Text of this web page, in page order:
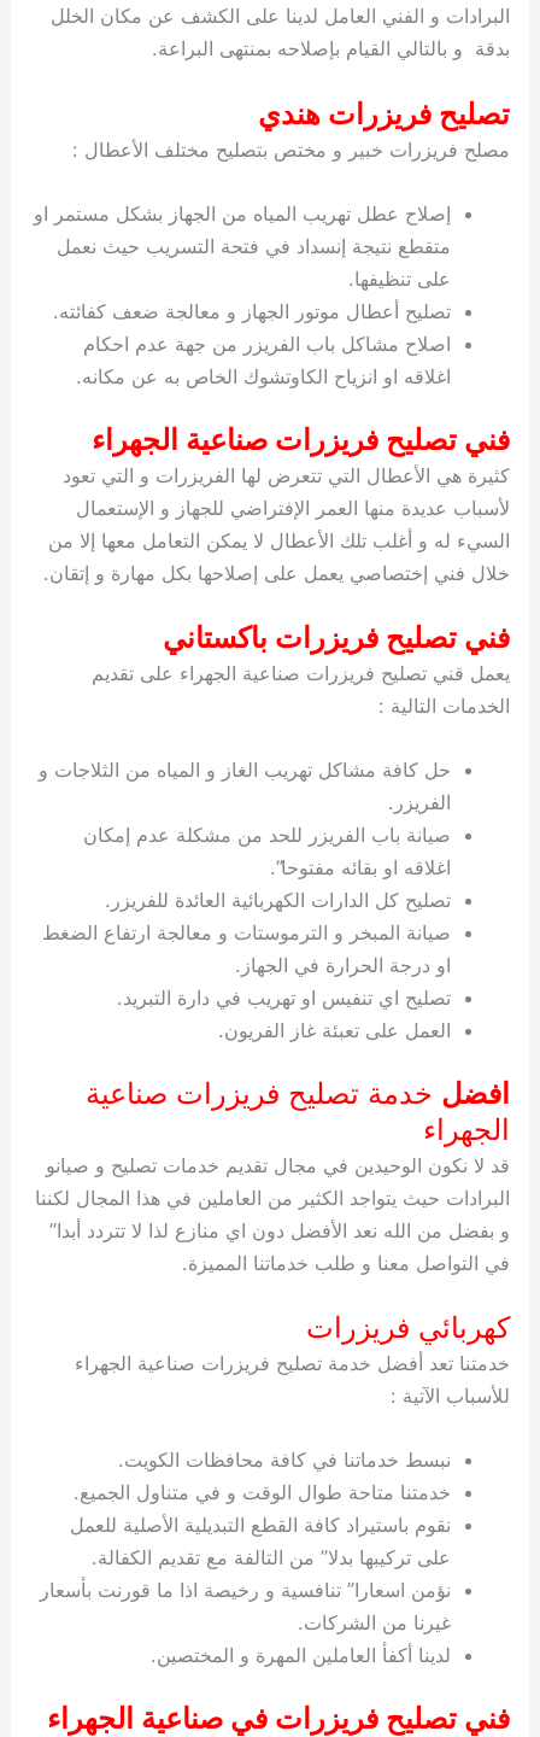
البرادات و الفني العامل لدينا على الكشف عن مكان الخلل
بدقة و بالتالي القيام بإصلاحه بمنتهى البراعة.
تصليح فريزرات هندي
مصلح فريزرات خبير و مختص بتصليح مختلف الأعطال :
إصلاح عطل تهريب المياه من الجهاز بشكل مستمر او
متقطع نتيجة إنسداد في فتحة التسريب حيث نعمل
على تنظيفها.
تصليح أعطال موتور الجهاز و معالجة ضعف كفائته.
اصلاح مشاكل باب الفريزر من جهة عدم احكام
اغلاقه او انزياح الكاوتشوك الخاص به عن مكانه.
فني تصليح فريزرات صناعية الجهراء
كثيرة هي الأعطال التي تتعرض لها الفريزرات و التي تعود
لأسباب عديدة منها العمر الإفتراضي للجهاز و الإستعمال
السيء له و أغلب تلك الأعطال لا يمكن التعامل معها إلا من
خلال فني إختصاصي يعمل على إصلاحها بكل مهارة و إتقان.
فني تصليح فريزرات باكستاني
يعمل قني تصليح فريزرات صناعية الجهراء على تقديم
الخدمات التالية :
حل كافة مشاكل تهريب الغاز و المياه من الثلاجات و
الفريزر.
صيانة باب الفريزر للحد من مشكلة عدم إمكان
اغلاقه او بقائه مفتوحا”.
تصليح كل الدارات الكهربائية العائدة للفريزر.
صيانة المبخر و الترموستات و معالجة ارتفاع الضغط
او درجة الحرارة في الجهاز.
تصليح اي تنفيس او تهريب في دارة التبريد.
العمل على تعبئة غاز الفريون.
افضل خدمة تصليح فريزرات صناعية
الجهراء
قد لا نكون الوحيدين في مجال تقديم خدمات تصليح و صيانو
البرادات حيث يتواجد الكثير من العاملين في هذا المجال لكننا
و بفضل من الله نعد الأفضل دون اي منازع لذا لا تتردد أبدا”
في التواصل معنا و طلب خدماتنا المميزة.
كهربائي فريزرات
خدمتنا تعد أفضل خدمة تصليح فريزرات صناعية الجهراء
للأسباب الآتية :
نبسط خدماتنا في كافة محافظات الكويت.
خدمتنا متاحة طوال الوقت و في متناول الجميع.
نقوم باستيراد كافة القطع التبديلية الأصلية للعمل
على تركيبها بدلا” من التالفة مع تقديم الكفالة.
نؤمن اسعارا” تنافسية و رخيصة اذا ما قورنت بأسعار
غيرنا من الشركات.
لدينا أكفأ العاملين المهرة و المختصين.
فني تصليح فريزرات في صناعية الجهراء